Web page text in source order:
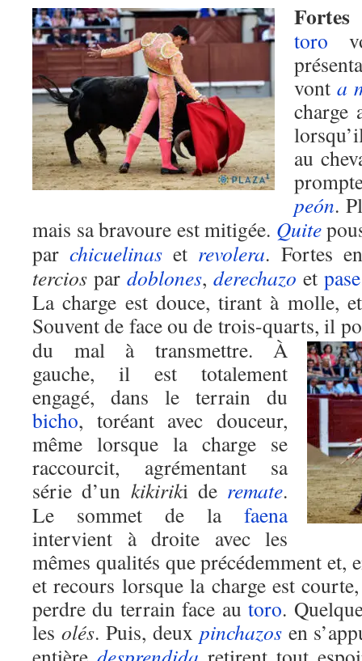
Fortes
toro
vonta
charge
au
peón.
mais sa bravoure est mitigée. Quite
parchicuelinas et revolera. Fortes
tercios par doblones, derechazo et
La charge est douce, tirant à molle,
Souvent de face ou de trois-quarts, il
du mal à transmettre. À
gauche, il est totalement
engagé, dans le terrain du
bicho, toréant avec douceur,
même lorsque la charge se
raccourcit, agrémentant sa
série d’un kikiriki de remate.
Le sommet de la faena
intervient à droite avec les
mêmes qualités que précédemment et,
et recours lorsque la charge est
perdre du terrain face autoro.
les olés. Puis, deux pinchazosen